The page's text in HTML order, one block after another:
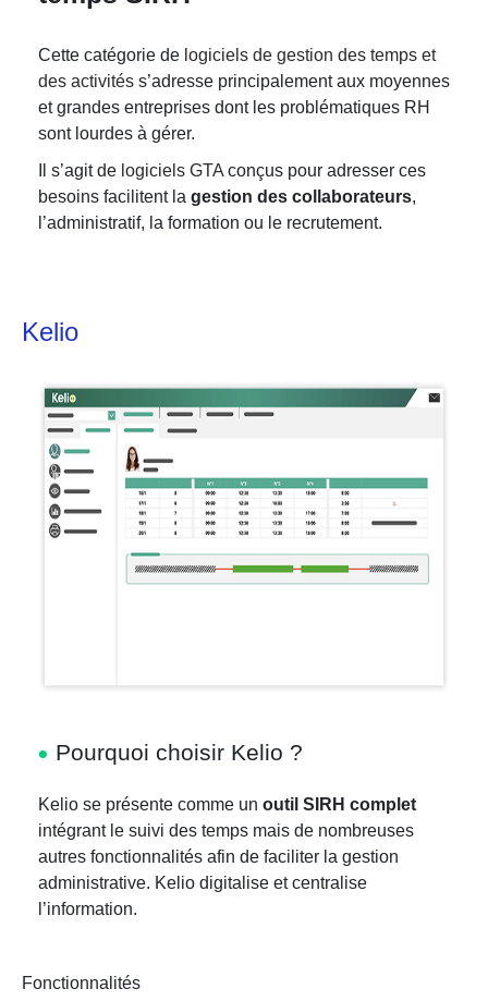
Cette catégorie de logiciels de gestion des temps et
des activités s’adresse principalement aux moyennes
et grandes entreprises dont les problématiques RH
sont lourdes à gérer.
Il s’agit de logiciels GTA conçus pour adresser ces
besoins facilitent la gestion des collaborateurs,
l’administratif, la formation ou le recrutement.
Kelio
Pourquoi choisir Kelio ?
Kelio se présente comme un outil SIRH complet
intégrant le suivi des temps mais de nombreuses
autres fonctionnalités afin de faciliter la gestion
administrative. Kelio digitalise et centralise
l’information.
Fonctionnalités